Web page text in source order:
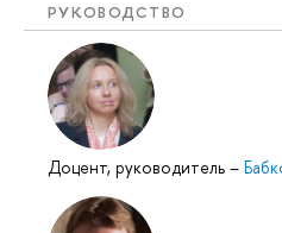
РУКОВОДСТВО
Доцент, руководитель –